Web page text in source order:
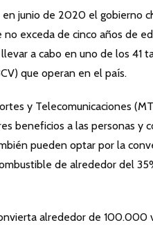
en junio de 2020 el gobierno
no exceda de cinco años de
a cabo en uno de los 41
que operan en el país.
y Telecomunicaciones
beneficios a las personas y
pueden optar por la
de alrededor del
alrededor de 100.000